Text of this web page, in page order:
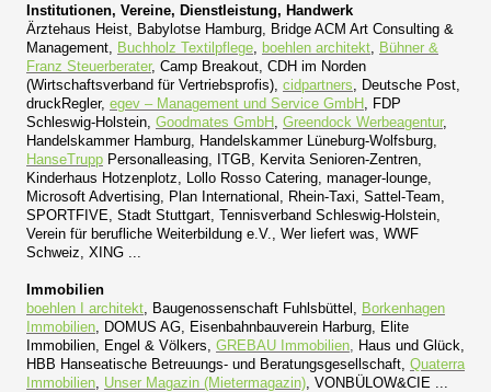
Institutionen, Vereine, Dienstleistung, Handwerk
Ärztehaus Heist,
Babylotse Hamburg,
Bridge ACM Art Consulting &
Management,
Buchholz Textilpflege boehlen architekt Bühner &
Franz Steuerberater, Camp Breakout, CDH im Norden
(Wirtschaftsverband für Vertriebsprofis), cidpartners , Deutsche Post,
druckRegler, egev – Management und Service GmbH
, FDP
Schleswig-Holstein, Goodmates GmbH Greendock Werbeagentur,
Handelskammer Hamburg, Handelskammer Lüneburg-Wolfsburg,
HanseTrupp Personalleasing, ITGB, Kervita Senioren-Zentren,
Kinderhaus Hotzenplotz, Lollo Rosso Catering, manager-lounge,
Microsoft Advertising, Plan International, Rhein-Taxi, Sattel-Team,
SPORTFIVE, Stadt Stuttgart, Tennisverband Schleswig-Holstein,
Verein für berufliche Weiterbildung e.V., Wer liefert was, WWF
Schweiz, XING ...
Immobilien
boehlen I architekt , Baugenossenschaft Fuhlsbüttel,
Borkenhagen
Immobilien , DOMUS AG, Eisenbahnbauverein Harburg, Elite
Immobilien, Engel & Völkers GREBAU Immobilien
Haus und Glück,
HBB Hanseatische Betreuungs- und Beratungsgesellschaft, Quaterra
Immobilien Unser Magazin (Mietermagazin) , VONBÜLOW&CIE ...